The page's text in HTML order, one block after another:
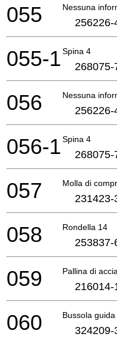
Nessuna
055 256226-
Spina 4
055-1 268075-
Nessuna
056 256226-
Spina 4
056-1 268075-
Molla di
057 231423-
Rondella 14
058 253837-
Pallina di
059 216014-
Bussola guida
060 324209-